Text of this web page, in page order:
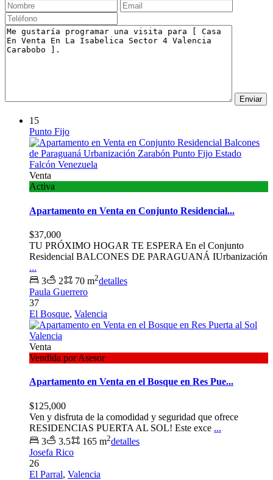
15
Punto Fijo
Venta
Activa
Apartamento en Venta en Conjunto Residencial...
$37,000
TU PRÓXIMO HOGAR TE ESPERA En el Conjunto
Residencial BALCONES DE PARAGUANÁ IUrbanización
...
3
2 70 m2detalles
Paula Guerrero
37
El Bosque, Valencia
Venta
Vendida por Asesor
Apartamento en Venta en el Bosque en Res Pue...
$125,000
Ven y disfruta de la comodidad y seguridad que ofrece
RESIDENCIAS PUERTA AL SOL! Este exce ...
3
3.5 165 m2detalles
Josefa Rico
26
El Parral, Valencia